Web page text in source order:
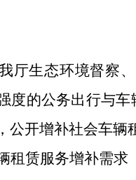
厅生态环境督察
度的公务出行与
公开增补社会车
租赁服务增补需求